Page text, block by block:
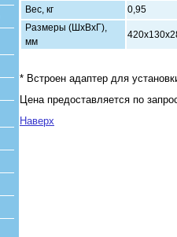
Вес, кг
0,95
Размеры (ШхВхГ),
мм
* Встроен адаптер для
Цена предоставляется по
Наверх